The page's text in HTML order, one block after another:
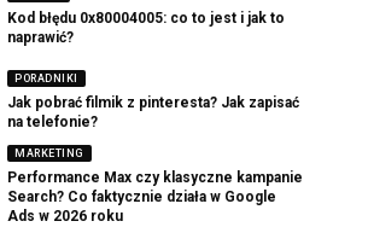
Kod błędu 0x80004005: co to jest i jak to
naprawić?
PORADNIKI
Jak pobrać filmik z pinteresta? Jak zapisać
na telefonie?
MARKETING
Performance Max czy klasyczne kampanie
Search? Co faktycznie działa w Google
Ads w 2026 roku